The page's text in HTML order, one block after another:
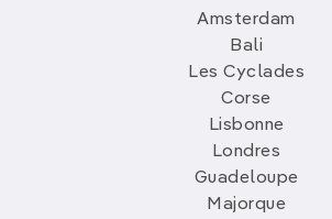
Amsterdam
Bali
Les Cyclades
Corse
Lisbonne
Londres
Guadeloupe
Majorque